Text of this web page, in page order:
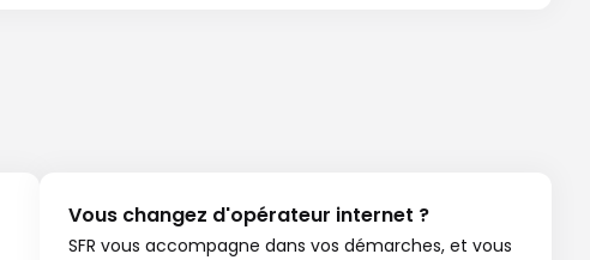
Vous changez d'opérateur internet ?
SFR vous accompagne dans vos démarches, et vous